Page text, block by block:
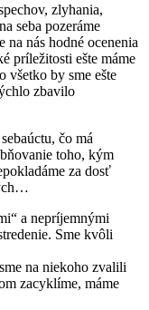
zlyhania,
seba pozeráme
nás hodné ocenenia
príležitosti ešte máme
všetko by sme ešte
zbavilo
čo má
toho, kým
za dosť
a nepríjemnými
Sme kvôli
na niekoho zvalili
zacyklíme, máme